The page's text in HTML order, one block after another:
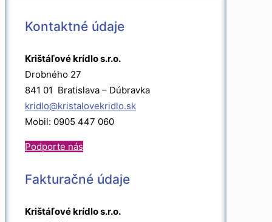
Kontaktné údaje
Krištáľové krídlo s.r.o.
Drobného 27
841 01 Bratislava – Dúbravka
kridlo@kristalovekridlo.sk
Mobil: 0905 447 060
Podporte nás
Fakturačné údaje
Krištáľové krídlo s.r.o.